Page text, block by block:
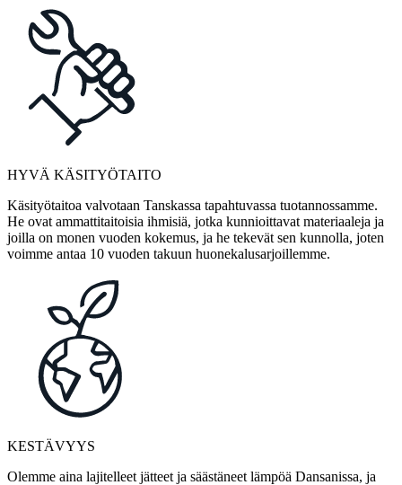
HYVÄ KÄSITYÖTAITO
Käsityötaitoa valvotaan Tanskassa tapahtuvassa tuotannossamme.
He ovat ammattitaitoisia ihmisiä, jotka kunnioittavat materiaaleja ja
joilla on monen vuoden kokemus, ja he tekevät sen kunnolla, joten
voimme antaa 10 vuoden takuun huonekalusarjoillemme.
KESTÄVYYS
Olemme aina lajitelleet jätteet ja säästäneet lämpöä Dansanissa, ja